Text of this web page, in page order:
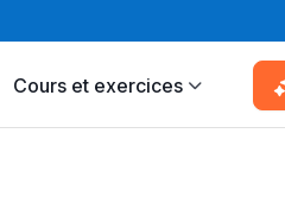
Cours et exercices